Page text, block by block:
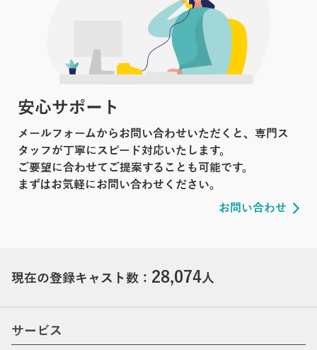
安心サポート
メールフォームからお問い合わせいただくと、専門ス
タッフが丁寧にスピード対応いたします。
ご要望に合わせてご提案することも可能です。
まずはお気軽にお問い合わせください。
お問い合わせ
現在の登録キャスト数： 28,074人
サービス